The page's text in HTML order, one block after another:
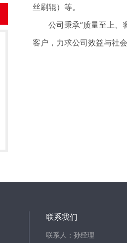
丝刷辊）等。
公司秉承“质量至上、客
客户，力求公司效益与社
联系我们
联系人：孙经理